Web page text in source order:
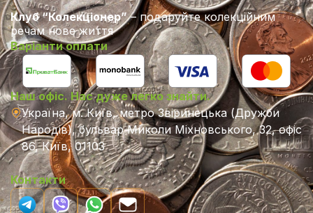
Клуб “Колекціонер”– подаруйте колекційним
речам нове життя
Варіанти оплати
Наш офіс. Нас дуже легко знайти.
Україна, м. Київ, метро Звіринецька (Дружби
Народів), бульвар Миколи Міхновського, 32, офіс
86, Київ, 01103
Контакти